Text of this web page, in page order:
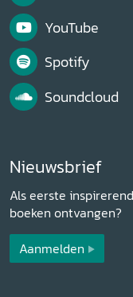
YouTube
Spotify
Soundcloud
Nieuwsbrief
Als eerste
boeken ontvangen?
Aanmelden